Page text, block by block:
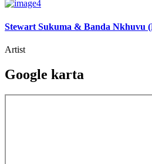
Stewart Sukuma & Banda Nkhuvu
Artist
Google karta